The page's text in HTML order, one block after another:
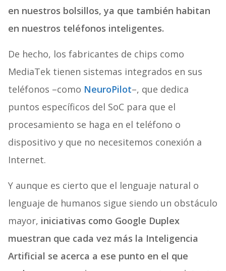
en nuestros bolsillos, ya que también habitan
en nuestros teléfonos inteligentes.
De hecho, los fabricantes de chips como
MediaTek tienen sistemas integrados en sus
teléfonos –como NeuroPilot–, que dedica
puntos específicos del SoC para que el
procesamiento se haga en el teléfono o
dispositivo y que no necesitemos conexión a
Internet.
Y aunque es cierto que el lenguaje natural o
lenguaje de humanos sigue siendo un obstáculo
mayor, iniciativas como Google Duplex
muestran que cada vez más la Inteligencia
Artificial se acerca a ese punto en el que